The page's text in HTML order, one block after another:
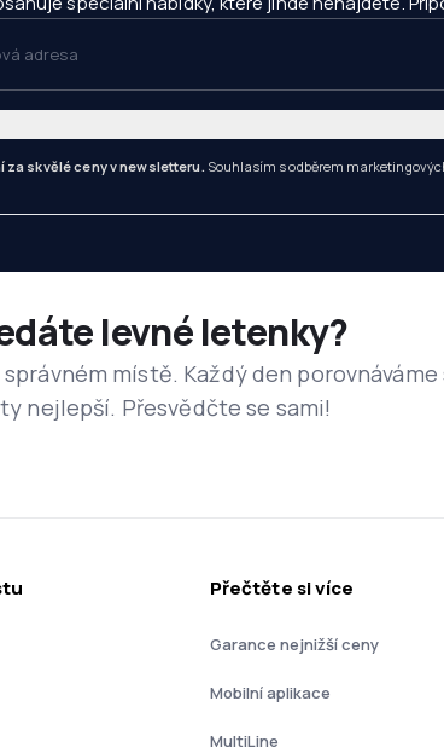
adresa
za skvělé ceny v newsletteru. Souhlasím s odběrem
levné letenky?
místě. Každý den
nejlepší. Přesvědčte se sami!
Přečtěte si více
Garance nejnižší ceny
Mobilní aplikace
MultiLine